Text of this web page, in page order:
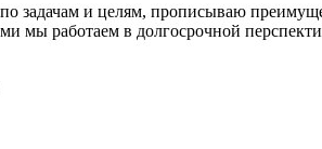
задачам и целям, прописываю
мы работаем в долгосрочной